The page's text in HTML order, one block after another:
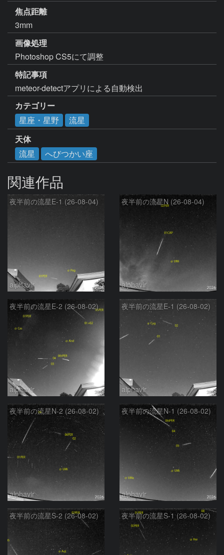
焦点距離
3mm
画像処理
Photoshop CS5にて調整
特記事項
meteor-detectアプリによる自動検出
カテゴリー
星座・星野
流星
天体
流星
へびつかい座
関連作品
夜半前の流星E-1 (26-08-04)
alphavir
夜半前の流星N (26-08-04)
alphavir
夜半前の流星E-2 (26-08-02)
alphavir
夜半前の流星E-1 (26-08-02)
alphavir
夜半前の流星N-2 (26-08-02)
alphavir
夜半前の流星N-1 (26-08-02)
alphavir
夜半前の流星S-2 (26-08-02) 夜半前の流星S-1 (26-08-02)